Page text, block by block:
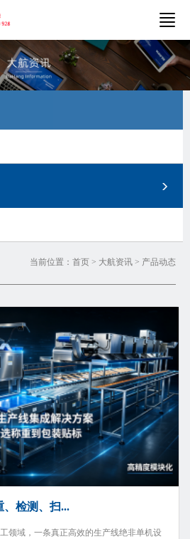
当前位置： 首页 > 大航资讯 > 产品动态
、检测、扫...
领域，一条真正高效的生产线绝非单机设